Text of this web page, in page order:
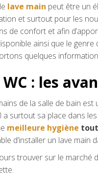
lave main peut être un
et surtout pour les
de confort et afin
ainsi que le genre
quelques
: les
de la salle de bain
a surtout sa place dans
meilleure hygiène
d’installer un lave main
trouver sur le marché